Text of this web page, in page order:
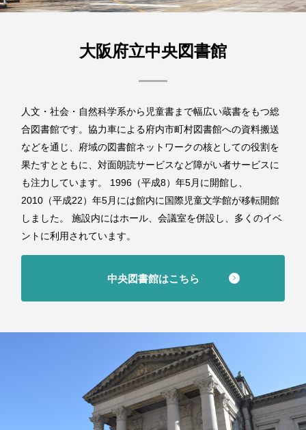
大阪府立中央図書館
人文・社会・自然科学系から児童書まで幅広い蔵書をもつ総
合図書館です。協力車による府内市町村図書館への資料搬送
などを通じ、府域の図書館ネットワークの核としての役割を
果たすとともに、対面朗読サービスなど障がい者サービスに
も注力しています。 1996（平成8）年5月に開館し、
2010（平成22）年5月には館内に国際児童文学館が移転開館
しました。 施設内にはホール、会議室を併設し、多くのイベ
ントに利用されています。
中央図書館はこちら